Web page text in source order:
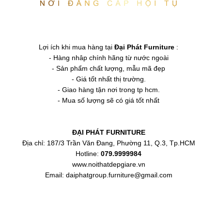
Lợi ích khi mua hàng tại Đại Phát Furniture :
- Hàng nhâp chính hãng từ nước ngoài
- Sản phẩm chất lượng, mẫu mã đẹp
- Giá tốt nhất thị trường.
- Giao hàng tận nơi trong tp hcm.
- Mua số lượng sẽ có giá tốt nhất
ĐẠI PHÁT FURNITURE
Địa chỉ: 187/3 Trần Văn Đang, Phường 11, Q.3, Tp.HCM
Hotline: 079.9999984
www.noithatdepgiare.vn
Email: daiphatgroup.furniture@gmail.com